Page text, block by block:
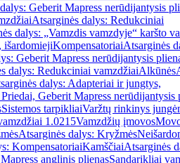
Geberit Mapress nerūdijantysis
Atsarginės dalys: Redukciniai
dalys: „Vamzdis vamzdyje“ karšto
išardomiejiKompensatoriaiAtsarginės
Geberit Mapress nerūdijantysis
dalys: Redukciniai vamzdžiaiAlkūnės
dalys: Adapteriai ir jungtys,
Geberit Mapress nerūdijantysis
Sistemos tarpikliaiVaržtų rinkinys
1.0215Vamzdžių įmovos
Atsarginės dalys: Kryžmės
KompensatoriaiKamščiaiAtsarginės
anglinis plienasSandarikliai